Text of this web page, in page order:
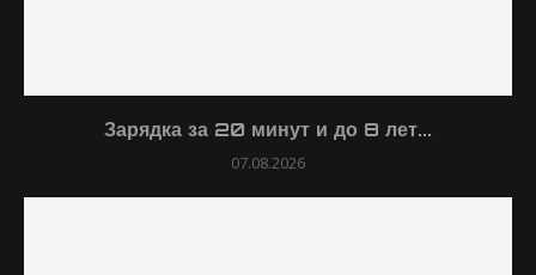
Зарядка за 20 минут и до 8 лет...
07.08.2026